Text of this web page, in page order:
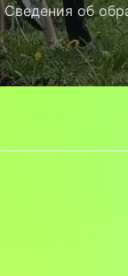
Сведения об